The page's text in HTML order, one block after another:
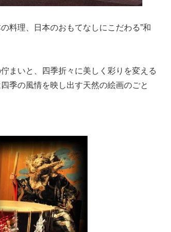
料理、日本のおもてなしにこだわる”和
まいと、四季折々に美しく彩りを変える
季の風情を映し出す天然の絵画のごと